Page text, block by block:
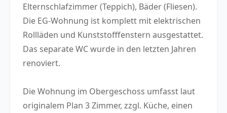
Elternschlafzimmer (Teppich), Bäder (Fliesen).
Die EG-Wohnung ist komplett mit elektrischen
Rollläden und Kunststofffenstern ausgestattet.
Das separate WC wurde in den letzten Jahren
renoviert.
Die Wohnung im Obergeschoss umfasst laut
originalem Plan 3 Zimmer, zzgl. Küche, einen